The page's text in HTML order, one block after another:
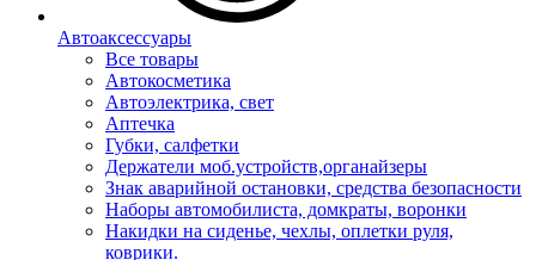
Автоаксессуары
Все товары
Автокосметика
Автоэлектрика, свет
Аптечка
Губки, салфетки
Держатели моб.устройств,органайзеры
Знак аварийной остановки, средства безопасности
Наборы автомобилиста, домкраты, воронки
Накидки на сиденье, чехлы, оплетки руля,
коврики.